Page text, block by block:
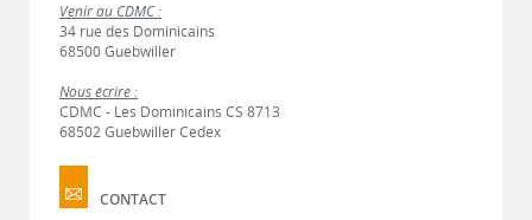
Venir au CDMC :
34 rue des Dominicains
68500 Guebwiller
Nous écrire :
CDMC - Les Dominicains CS 8713
68502 Guebwiller Cedex
CONTACT